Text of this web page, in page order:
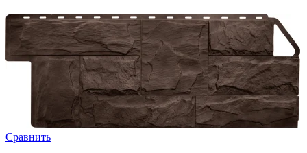
Сравнить